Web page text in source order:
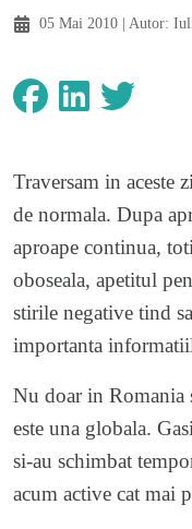
05 Mai 2010 | Autor:
Traversam in aceste
de normala. Dupa
aproape continua,
oboseala, apetitul
stirile negative tind
importanta
Nu doar in Romania
este una globala.
si-au schimbat
acum active cat mai